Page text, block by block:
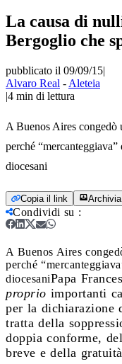
La causa di
Bergoglio che
pubblicato il 09/09/15|
Alvaro Real - Aleteia
|4 min di lettura
A Buenos Aires congedò
perché
diocesani
Copia il link
Condividi su :
A Buenos Aires
perché
diocesaniPapa
proprio importanti
per la dichiarazione
tratta della
doppia conforme,
breve e della